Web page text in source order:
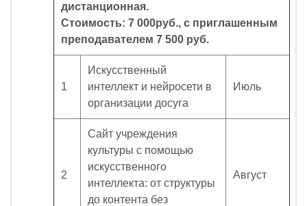
дистанционная.
Стоимость: 7 000руб., с приглашенным
преподавателем 7 500 руб.
1
Искусственный
интеллект и нейросети в
организации досуга
Июль
2
Сайт учреждения
культуры с помощью
искусственного
интеллекта: от структуры
до контента без
Август